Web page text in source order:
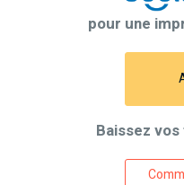
pour une
Baissez